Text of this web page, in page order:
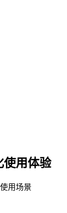
使用体验
用场景